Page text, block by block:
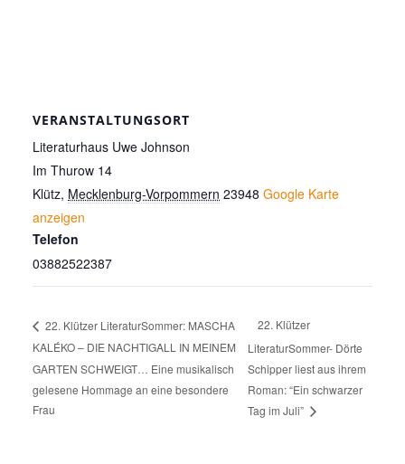
VERANSTALTUNGSORT
Literaturhaus Uwe Johnson
Im Thurow 14
Klütz, Mecklenburg-Vorpommern 23948 Google Karte
anzeigen
Telefon
03882522387
22. Klützer LiteraturSommer: MASCHA
KALÉKO – DIE NACHTIGALL IN MEINEM
GARTEN SCHWEIGT… Eine musikalisch
gelesene Hommage an eine besondere
Frau
22. Klützer
LiteraturSommer- Dörte
Schipper liest aus ihrem
Roman: “Ein schwarzer
Tag im Juli”